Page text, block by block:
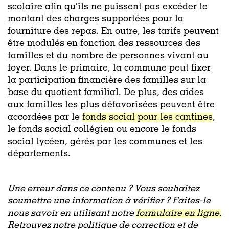
scolaire afin qu’ils ne puissent pas excéder le
montant des charges supportées pour la
fourniture des repas. En outre, les tarifs peuvent
être modulés en fonction des ressources des
familles et du nombre de personnes vivant au
foyer. Dans le primaire, la commune peut fixer
la participation financière des familles sur la
base du quotient familial. De plus, des aides
aux familles les plus défavorisées peuvent être
accordées par le fonds social pour les cantines,
le fonds social collégien ou encore le fonds
social lycéen, gérés par les communes et les
départements.
Une erreur dans ce contenu ? Vous souhaitez
soumettre une information à vérifier ? Faites-le
nous savoir en utilisant notreformulaire en ligne.
Retrouvez notre politique de correction et de